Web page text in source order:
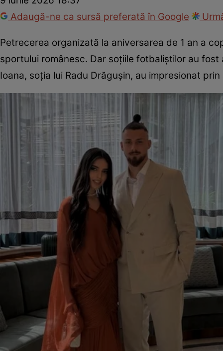
Adaugă-ne ca sursă preferată în Google
Petrecerea organizată la aniversarea de 1 an a
sportului românesc. Dar soțiile fotbaliștilor au
Ioana, soția lui Radu Drăgușin, au impresionat